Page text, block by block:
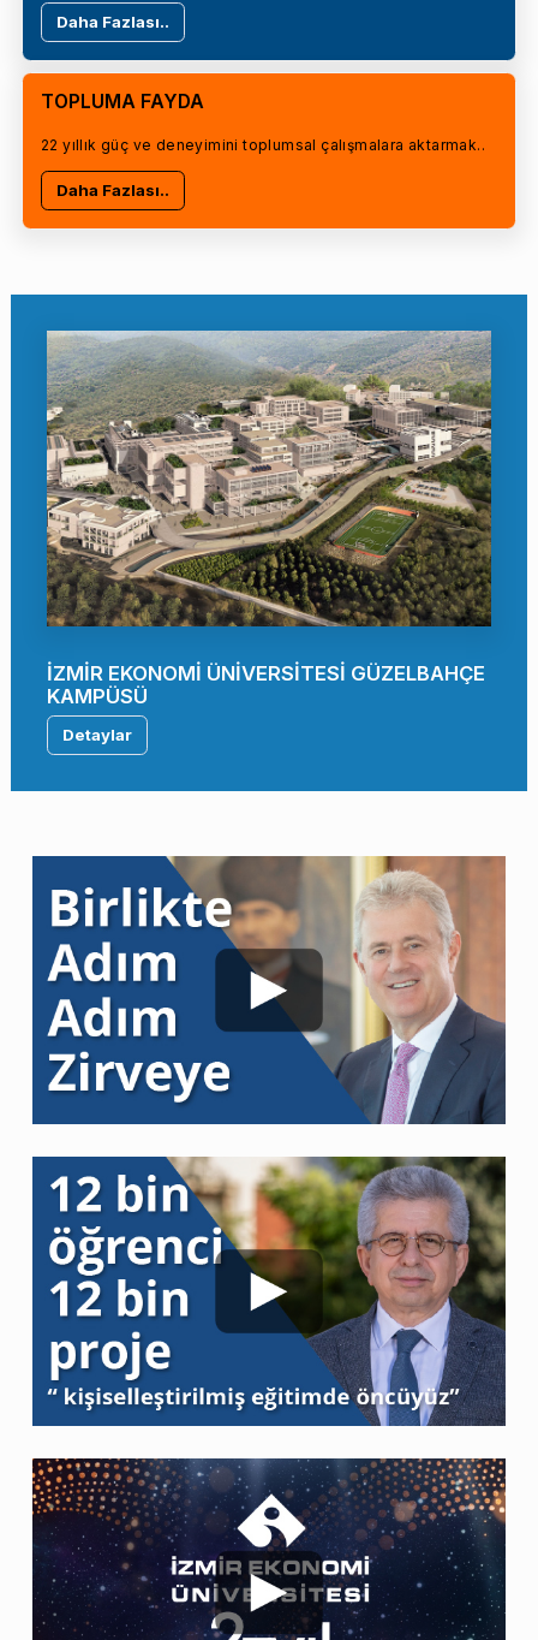
Daha Fazlası..
TOPLUMA FAYDA
22 yıllık güç ve deneyimini toplumsal çalışmalara aktarmak..
Daha Fazlası..
İZMİR EKONOMİ ÜNİVERSİTESİ GÜZELBAHÇE
KAMPÜSÜ
Detaylar